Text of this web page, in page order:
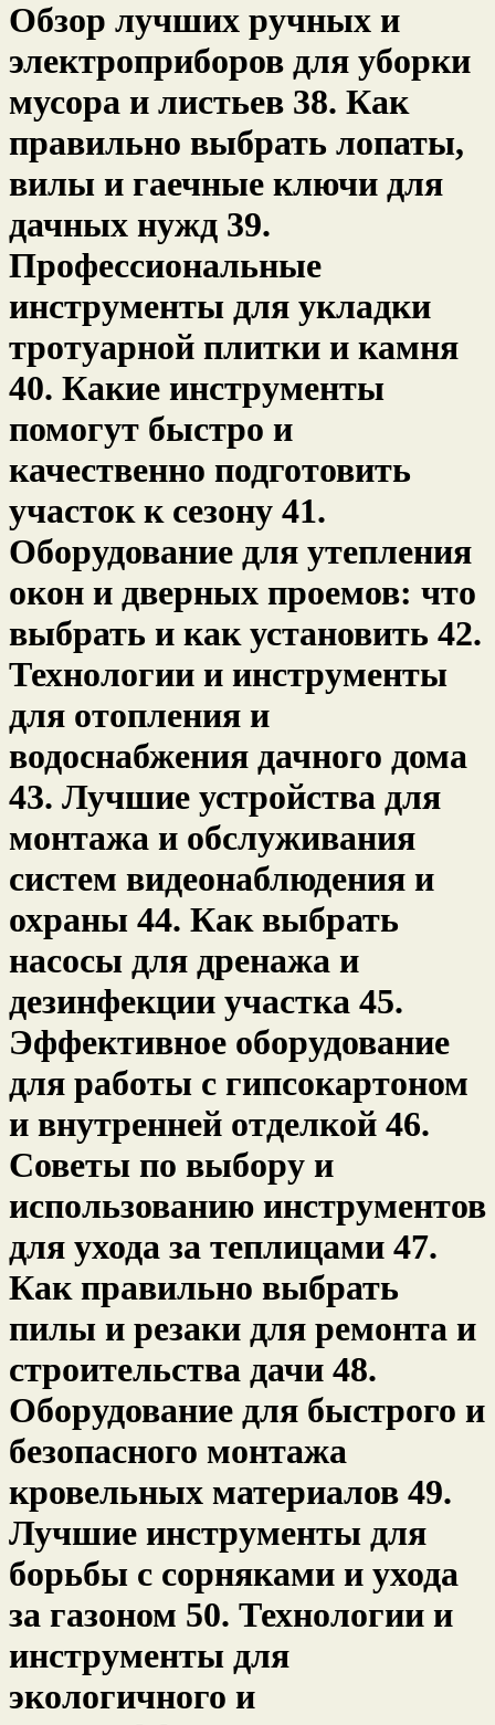
Обзор лучших ручных и
электроприборов для уборки
мусора и листьев 38. Как
правильно выбрать лопаты,
вилы и гаечные ключи для
дачных нужд 39.
Профессиональные
инструменты для укладки
тротуарной плитки и камня
40. Какие инструменты
помогут быстро и
качественно подготовить
участок к сезону 41.
Оборудование для утепления
окон и дверных проемов: что
выбрать и как установить 42.
Технологии и инструменты
для отопления и
водоснабжения дачного дома
43. Лучшие устройства для
монтажа и обслуживания
систем видеонаблюдения и
охраны 44. Как выбрать
насосы для дренажа и
дезинфекции участка 45.
Эффективное оборудование
для работы с гипсокартоном
и внутренней отделкой 46.
Советы по выбору и
использованию инструментов
для ухода за теплицами 47.
Как правильно выбрать
пилы и резаки для ремонта и
строительства дачи 48.
Оборудование для быстрого и
безопасного монтажа
кровельных материалов 49.
Лучшие инструменты для
борьбы с сорняками и ухода
за газоном 50. Технологии и
инструменты для
экологичного и